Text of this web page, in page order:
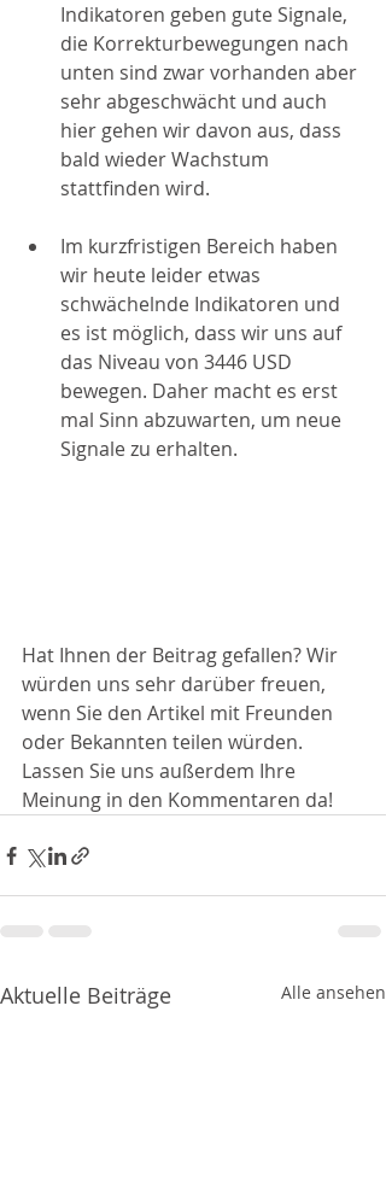
Indikatoren geben gute Signale,
die Korrekturbewegungen nach
unten sind zwar vorhanden aber
sehr abgeschwächt und auch
hier gehen wir davon aus, dass
bald wieder Wachstum
stattfinden wird.
Im kurzfristigen Bereich haben
wir heute leider etwas
schwächelnde Indikatoren und
es ist möglich, dass wir uns auf
das Niveau von 3446 USD
bewegen. Daher macht es erst
mal Sinn abzuwarten, um neue
Signale zu erhalten.
Hat Ihnen der Beitrag gefallen? Wir
würden uns sehr darüber freuen,
wenn Sie den Artikel mit Freunden
oder Bekannten teilen würden.
Lassen Sie uns außerdem Ihre
Meinung in den Kommentaren da!
Aktuelle Beiträge Alle ansehen